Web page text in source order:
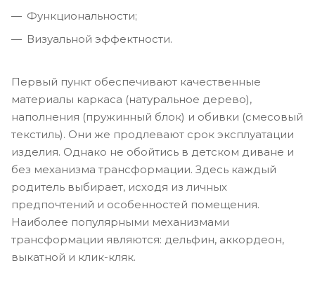
Функциональности;
Визуальной эффектности.
Первый пункт обеспечивают качественные
материалы каркаса (натуральное дерево),
наполнения (пружинный блок) и обивки (смесовый
текстиль). Они же продлевают срок эксплуатации
изделия. Однако не обойтись в детском диване и
без механизма трансформации. Здесь каждый
родитель выбирает, исходя из личных
предпочтений и особенностей помещения.
Наиболее популярными механизмами
трансформации являются: дельфин, аккордеон,
выкатной и клик-кляк.